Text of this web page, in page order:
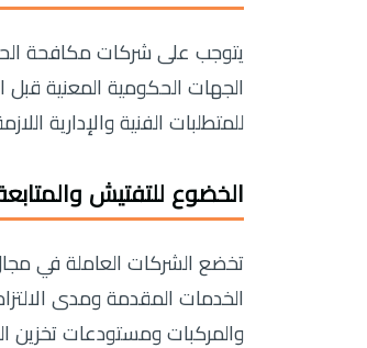
يتوجب على شركات مكافحة
الجهات الحكومية المعنية
للمتطلبات الفنية والإدارية
الخضوع للتفتيش
تخضع الشركات العاملة في
الخدمات المقدمة ومدى
والمركبات ومستودعات تخزين